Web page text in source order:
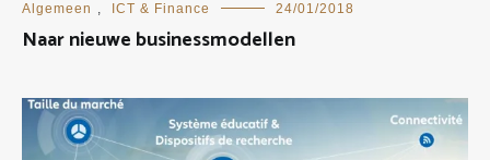
Algemeen , ICT & Finance 24/01/2018
Naar nieuwe businessmodellen